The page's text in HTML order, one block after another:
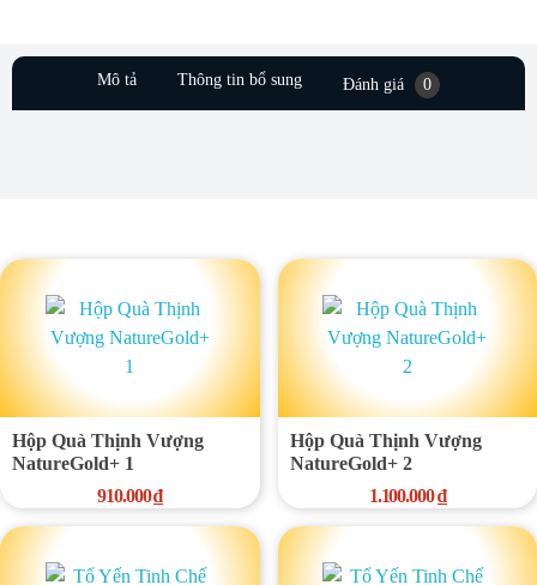
Mô tả Thông tin bổ sung Đánh giá 0
Hộp Quà Thịnh Vượng
NatureGold+ 1
910.000₫
Hộp Quà Thịnh Vượng
NatureGold+ 2
1.100.000₫